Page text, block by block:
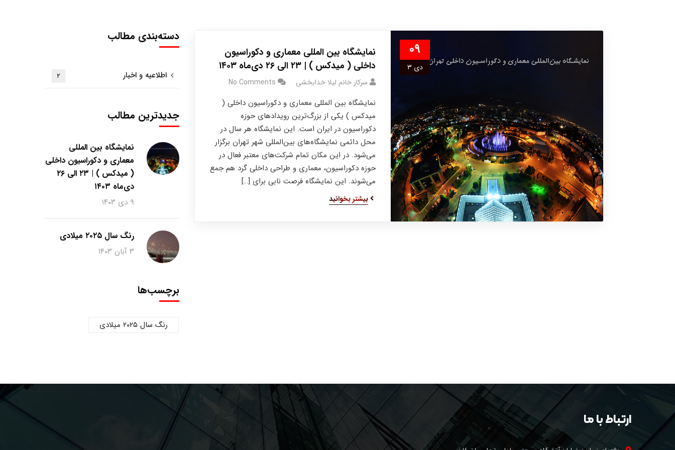
۰۹
دی ۳
نمایشگاه بین المللی معماری و دکوراسیون
داخلی ( میدکس ) | ۲۳ الی ۲۶ دی‌ماه ۱۴۰۳
سرکار خانم لیلا خدابخشی No Comments
نمایشگاه بین المللی معماری و دکوراسیون داخلی (
میدکس ) یکی از بزرگ‌ترین رویدادهای حوزه
دکوراسیون در ایران است. این نمایشگاه هر سال در
محل دائمی نمایشگاه‌های بین‌المللی شهر تهران برگزار
می‌شود. در این مکان تمام شرکت‌های معتبر فعال در
حوزه دکوراسیون، معماری و طراحی داخلی گرد هم جمع
می‌شوند. این نمایشگاه فرصت نابی برای […]
بیشتر بخوانید
دسته‌بندی مطالب
اطلاعیه و اخبار ۲
جدیدترین مطالب
نمایشگاه بین المللی
معماری و دکوراسیون داخلی
( میدکس ) | ۲۳ الی ۲۶
دی‌ماه ۱۴۰۳
۹ دی ۱۴۰۳
رنگ سال ۲۰۲۵ میلادی
۳ آبان ۱۴۰۳
برچسب‌ها
رنگ سال ۲۰۲۵ میلادی
ارتباط با ما